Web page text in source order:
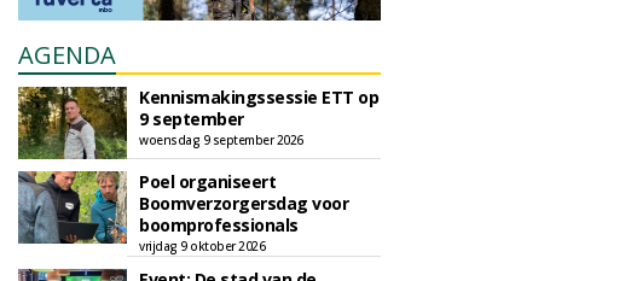
AGENDA
Kennismakingssessie ETT op
9 september
woensdag 9 september 2026
Poel organiseert
Boomverzorgersdag voor
boomprofessionals
vrijdag 9 oktober 2026